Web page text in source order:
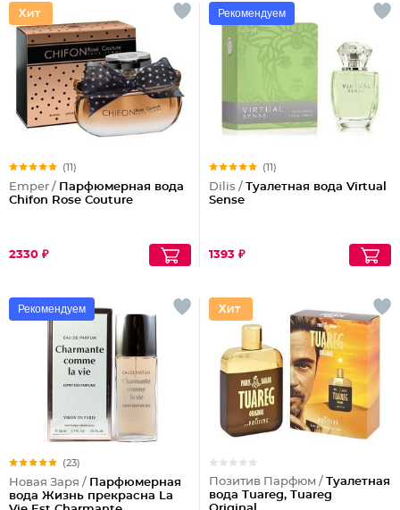
(11)
Emper / Парфюмерная вода
Chifon Rose Couture
2330 ₽
Рекомендуем
(11)
Dilis / Туалетная вода Virtual
Sense
1393 ₽
Рекомендуем
(23)
Новая Заря / Парфюмерная
вода Жизнь прекрасна La
Позитив Парфюм / Туалетная
вода Tuareg, Tuareg